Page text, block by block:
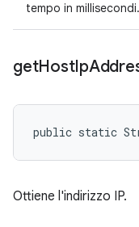
tempo in millisecondi.
getHostIp
public static
Ottiene l'indirizzo IP.